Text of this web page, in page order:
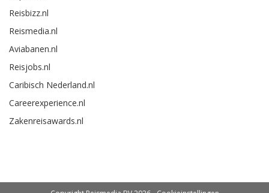
Reisbizz.nl
Reismedia.nl
Aviabanen.nl
Reisjobs.nl
Caribisch Nederland.nl
Careerexperience.nl
Zakenreisawards.nl